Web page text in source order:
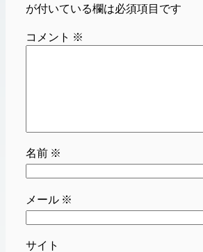
が付いている欄は必須項目です
コメント ※
名前 ※
メール ※
サイト